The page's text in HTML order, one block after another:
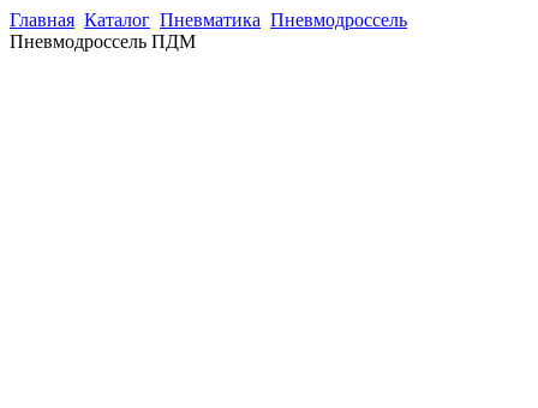
Главная Каталог Пневматика Пневмодроссель
Пневмодроссель ПДМ